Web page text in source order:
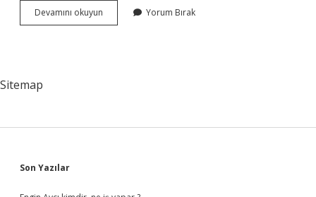
Devamını okuyun Körkütük
Izlenir
Yorum Bırak
Sitemap
Sidebar
Son Yazılar